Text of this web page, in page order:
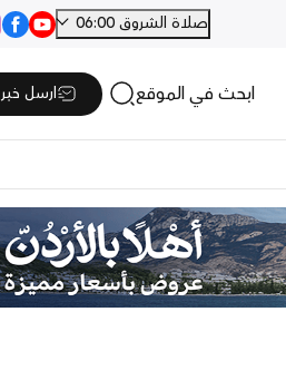
صلاة الشروق 06:00
ابحث في الموقع ارسل خبر